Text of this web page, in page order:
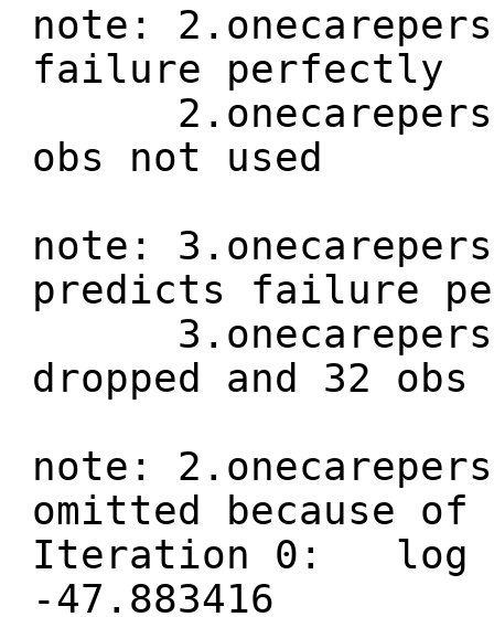
note:
failure perfectly
obs not used
note:
predicts failure
dropped and 32 obs
note:
omitted because
Iteration 0: log
-47.883416